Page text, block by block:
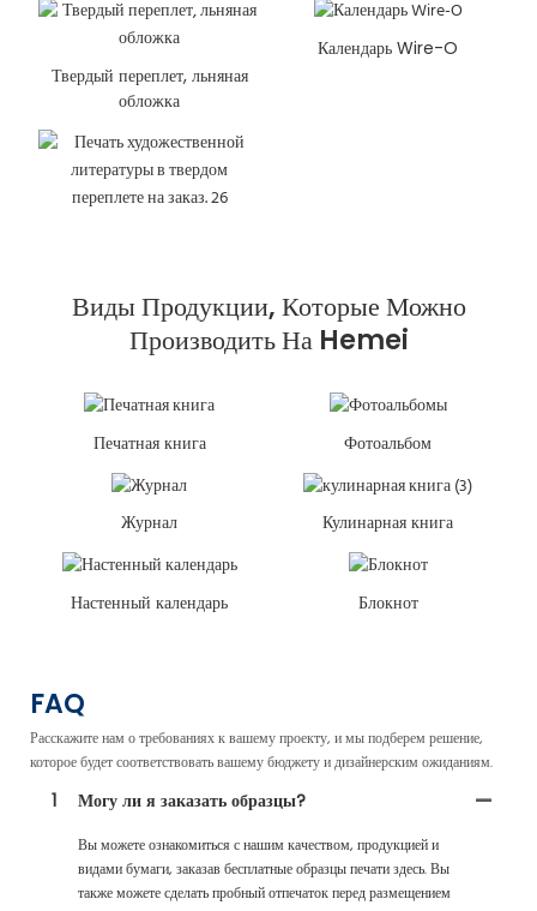
Твердый переплет, льняная
обложка
Календарь Wire-O
Виды Продукции, Которые Можно
Производить На Hemei
Печатная книга Фотоальбом
Журнал Кулинарная книга
Настенный календарь Блокнот
FAQ
Расскажите нам о требованиях к вашему проекту, и мы подберем решение,
которое будет соответствовать вашему бюджету и дизайнерским ожиданиям.
1
Могу ли я заказать образцы?
Вы можете ознакомиться с нашим качеством, продукцией и
видами бумаги, заказав бесплатные образцы печати здесь. Вы
также можете сделать пробный отпечаток перед размещением